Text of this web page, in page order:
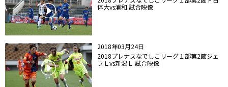
体大vs浦和 試合映像
2018年03月24日
2018プレナスなでしこリーグ１部第2節ジェ
フＬvs新潟Ｌ 試合映像